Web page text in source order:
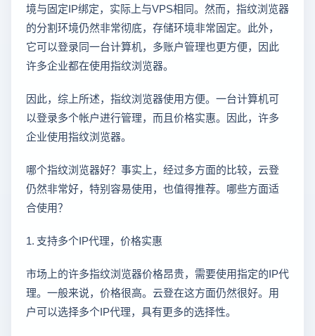
境与固定IP绑定，实际上与VPS相同。然而，指纹浏览器
的分割环境仍然非常彻底，存储环境非常固定。此外，
它可以登录同一台计算机，多账户管理也更方便，因此
许多企业都在使用指纹浏览器。
因此，综上所述，指纹浏览器使用方便。一台计算机可
以登录多个帐户进行管理，而且价格实惠。因此，许多
企业使用指纹浏览器。
哪个指纹浏览器好？事实上，经过多方面的比较，云登
仍然非常好，特别容易使用，也值得推荐。哪些方面适
合使用？
1. 支持多个IP代理，价格实惠
市场上的许多指纹浏览器价格昂贵，需要使用指定的IP代
理。一般来说，价格很高。云登在这方面仍然很好。用
户可以选择多个IP代理，具有更多的选择性。